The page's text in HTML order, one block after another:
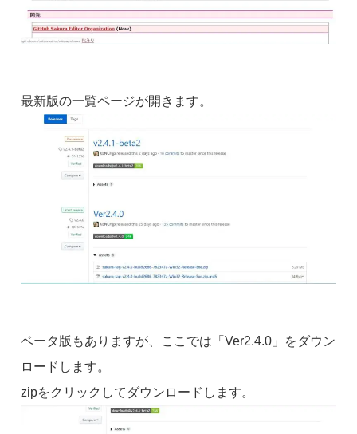
最新版の一覧ページが開きます。
ベータ版もありますが、ここでは「Ver2.4.0」をダウン
ロードします。
zipをクリックしてダウンロードします。